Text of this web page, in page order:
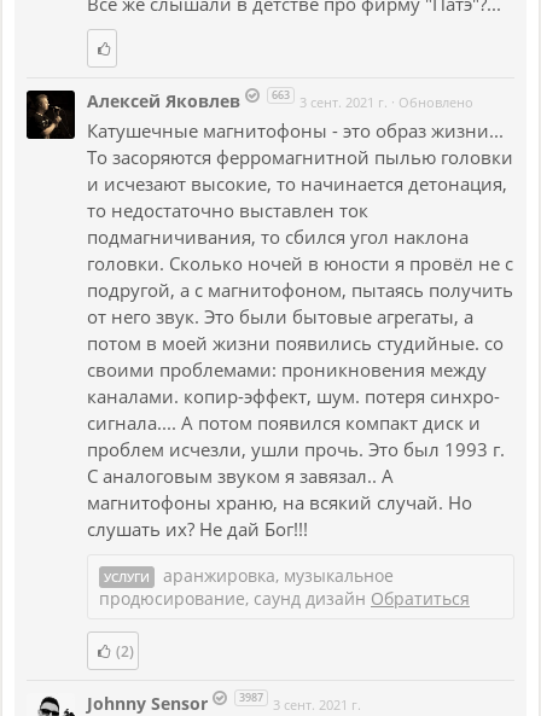
Алексей Яковлев 663 3 сент. 2021 г. · Обновлено
Катушечные магнитофоны - это образ жизни...
То засоряются ферромагнитной пылью головки
и исчезают высокие, то начинается детонация,
то недостаточно выставлен ток
подмагничивания, то сбился угол наклона
головки. Сколько ночей в юности я провёл не с
подругой, а с магнитофоном, пытаясь получить
от него звук. Это были бытовые агрегаты, а
потом в моей жизни появились студийные. со
своими проблемами: проникновения между
каналами. копир-эффект, шум. потеря синхро-
сигнала.... А потом появился компакт диск и
проблем исчезли, ушли прочь. Это был 1993 г.
С аналоговым звуком я завязал.. А
магнитофоны храню, на всякий случай. Но
слушать их? Не дай Бог!!!
УСЛУГИ
аранжировка, музыкальное
продюсирование, саунд дизайн Обратиться
(2)
Johnny Sensor 3987 3 сент. 2021 г.